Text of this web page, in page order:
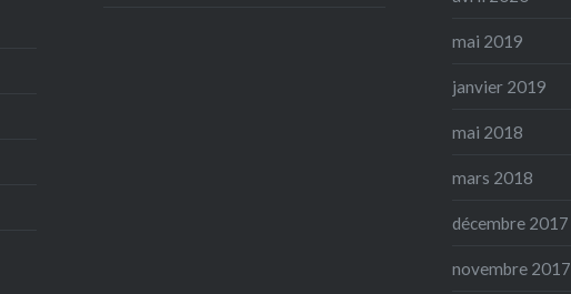
mai 2019
janvier 2019
mai 2018
mars 2018
décembre 2017
novembre 2017